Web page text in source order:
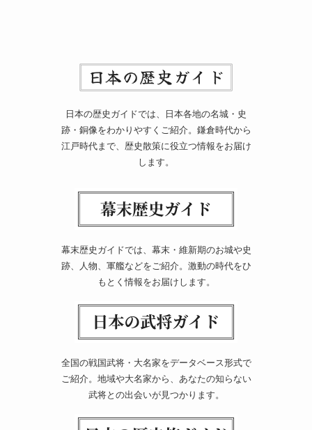
日本の歴史ガイドでは、日本各地の名城・史
跡・銅像をわかりやすくご紹介。鎌倉時代から
江戸時代まで、歴史散策に役立つ情報をお届け
します。
幕末歴史ガイドでは、幕末・維新期のお城や史
跡、人物、軍艦などをご紹介。激動の時代をひ
もとく情報をお届けします。
全国の戦国武将・大名家をデータベース形式で
ご紹介。地域や大名家から、あなたの知らない
武将との出会いが見つかります。